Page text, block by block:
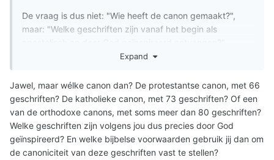
De vraag is dus niet: "Wie heeft de canon gemaakt?",
maar: "Welke geschriften zijn vanaf het begin als
Dat de kerk daarin een belangrijke rol heeft gespeeld,
scheppen. Een rechter maakt iemand ook geen eigenaar
van een huis; hij stelt vast wie de eigenaar is.
Daarom zie ik de kerk als dienaar van de Schrift, niet als
haar bron. Juist omdat de kerk onder het gezag van
Gods Woord staat, kan zij getuigen welke geschriften
Expand
Jawel, maar wélke canon dan? De protestantse canon, met 66
geschriften? De katholieke canon, met 73 geschriften? Of een
van de orthodoxe canons, met soms meer dan 80 geschriften?
Welke geschriften zijn volgens jou dus precies door God
geïnspireerd? En welke bijbelse voorwaarden gebruik jij dan om
de canoniciteit van deze geschriften vast te stellen?